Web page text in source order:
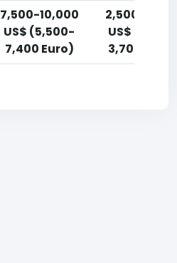
7,500-10,000
US$ (5,500-
7,400 Euro)
2,500-
US$ (1,800-
3,700 Euro)